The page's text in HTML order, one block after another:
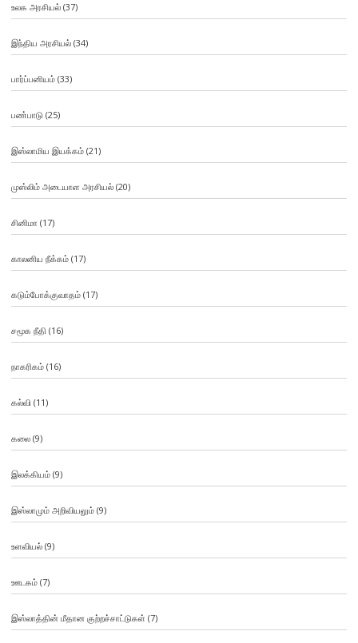
உலக அரசியல்(37)
இந்திய அரசியல்(34)
பார்ப்பனியம்(33)
பண்பாடு(25)
இஸ்லாமிய இயக்கம்(21)
முஸ்லிம் அடையாள அரசியல்(20)
சினிமா (17)
காலனிய நீக்கம்(17)
கடும்போக்குவாதம்(17)
சமூக நீதி (16)
நாகரிகம்(16)
கல்வி (11)
கலை(9)
இலக்கியம்(9)
இஸ்லாமும் அறிவியலும்(9)
உளவியல்(9)
ஊடகம்(7)
இஸ்லாத்தின் மீதான குற்றச்சாட்டுகள் (7)